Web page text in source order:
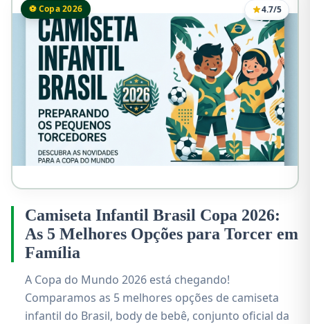
⚽ Copa 2026 4.7/5
Camiseta Infantil Brasil Copa 2026:
As 5 Melhores Opções para Torcer em
Família
A Copa do Mundo 2026 está chegando!
Comparamos as 5 melhores opções de camiseta
infantil do Brasil, body de bebê, conjunto oficial da